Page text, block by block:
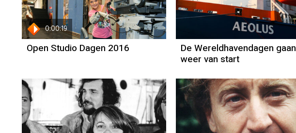
0:00:19
Open Studio Dagen 2016
De Wereldhavendagen gaan
weer van start